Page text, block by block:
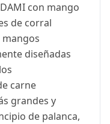
con mango
de corral
diseñadas
carne
grandes y
de palanca,